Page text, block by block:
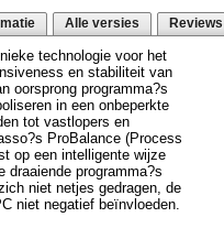
Alle versies Reviews
technologie voor het
en stabiliteit van
oorsprong programma?s
in een onbeperkte
tot vastlopers en
ProBalance (Process
op een intelligente wijze
draaiende programma?s
niet netjes gedragen, de
niet negatief beïnvloeden.